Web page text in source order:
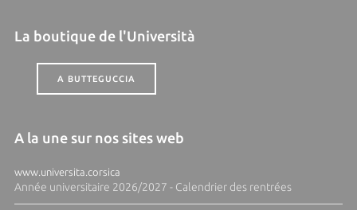
La boutique de l'Università
A BUTTEGUCCIA
A la une sur nos sites web
www.universita.corsica
Année universitaire 2026/2027 - Calendrier des rentrées